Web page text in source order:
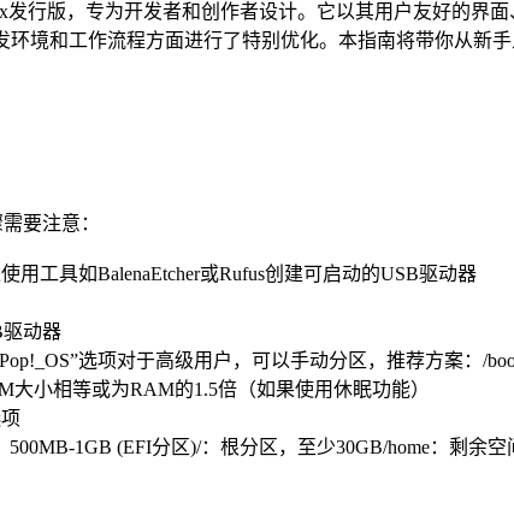
发行版，专为开发者和创作者设计。它以其用户友好的界
境和工作流程方面进行了特别优化。本指南将带你从新
要注意：
用工具如BalenaEtcher或Rufus创建可启动的USB驱动器
驱动器
选项对于高级用户，可以手动分区，推荐方案：/
大小相等或为RAM的1.5倍（如果使用休眠功能）
1GB (EFI分区)/：根分区，至少30GB/home：剩余